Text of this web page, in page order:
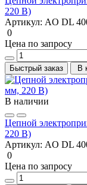
220 В)
Артикул: AO DL
0
Цена по запросу
Быстрый заказ В
В наличии
Цепной
220 В)
Артикул: AO DL
0
Цена по запросу